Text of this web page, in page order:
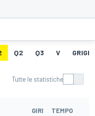
Q2 Q3 V
Tutte le statistiche
GIRI TEMPO